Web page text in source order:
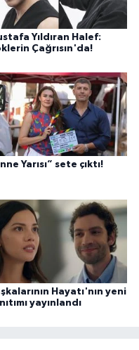
Yıldıran Halef:
Çağrısın'da!
Yarısı” sete çıktı!
Hayatı'nın yeni
yayınlandı